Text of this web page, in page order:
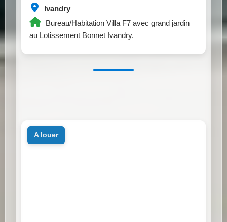
Ivandry
Bureau/Habitation Villa F7 avec grand jardin
au Lotissement Bonnet Ivandry.
a louer